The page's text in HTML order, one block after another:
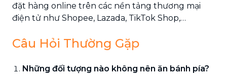
đặt hàng online trên các nền tảng thương mại
điện tử như Shopee, Lazada, TikTok Shop,…
Câu Hỏi Thường Gặp
Những đối tượng nào không nên ăn bánh pía?